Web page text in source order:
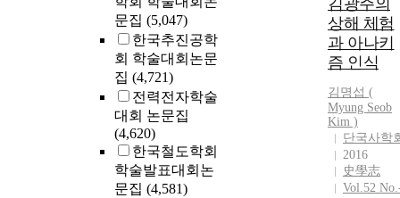
문집 (5,047)
한국추진공학
회 학술대회논문
집 (4,721)
전력전자학술
대회 논문집
(4,620)
한국철도학회
학술발표대회논
문집 (4,581)
김광주의
상해 체험
과 아나키
즘 인식
김명섭 (
Myung Seob
Kim )
단국사학
2016
史學志
Vol.52